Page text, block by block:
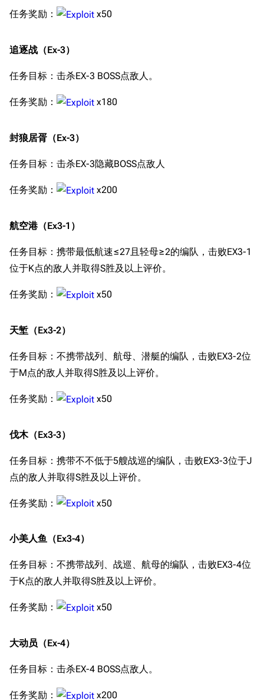
任务奖励： x50
追逐战（Ex-3）
任务目标：击杀EX-3 BOSS点敌人。
任务奖励： x180
封狼居胥（Ex-3）
任务目标：击杀EX-3隐藏BOSS点敌人
任务奖励： x200
航空港（Ex3-1）
任务目标：携带最低航速≤27且轻母≥2的编队，击败EX3-1
位于K点的敌人并取得S胜及以上评价。
任务奖励： x50
天堑（Ex3-2）
任务目标：不携带战列、航母、潜艇的编队，击败EX3-2位
于M点的敌人并取得S胜及以上评价。
任务奖励： x50
伐木（Ex3-3）
任务目标：携带不不低于5艘战巡的编队，击败EX3-3位于J
点的敌人并取得S胜及以上评价。
任务奖励： x50
小美人鱼（Ex3-4）
任务目标：不携带战列、战巡、航母的编队，击败EX3-4位
于K点的敌人并取得S胜及以上评价。
任务奖励： x50
大动员（Ex-4）
任务目标：击杀EX-4 BOSS点敌人。
任务奖励： x200